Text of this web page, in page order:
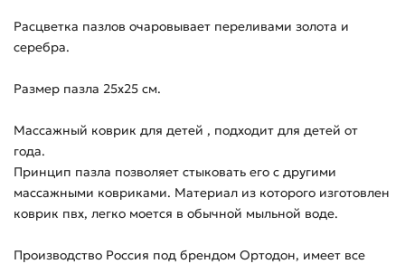
Расцветка пазлов очаровывает переливами золота и
серебра.
Размер пазла 25х25 см.
Массажный коврик для детей , подходит для детей от
года.
Принцип пазла позволяет стыковать его с другими
массажными ковриками. Материал из которого изготовлен
коврик пвх, легко моется в обычной мыльной воде.
Производство Россия под брендом Ортодон, имеет все